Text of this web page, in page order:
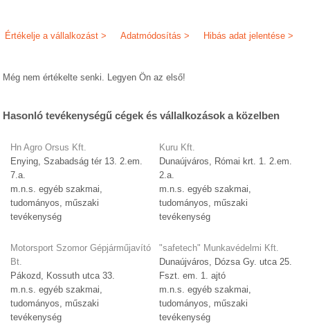
Hibás adat jelentése >
Adatmódosítás >
Értékelje a vállalkozást >
Még nem értékelte senki. Legyen Ön az első!
Hasonló tevékenységű cégek és vállalkozások a közelben
Hn Agro Orsus Kft.
Enying, Szabadság tér 13. 2.em.
7.a.
m.n.s. egyéb szakmai,
tudományos, műszaki
tevékenység
Motorsport Szomor Gépjárműjavító
Bt.
Pákozd, Kossuth utca 33.
m.n.s. egyéb szakmai,
tudományos, műszaki
tevékenység
Kuru Kft.
Dunaújváros, Római krt. 1. 2.em.
2.a.
m.n.s. egyéb szakmai,
tudományos, műszaki
tevékenység
"safetech" Munkavédelmi Kft.
Dunaújváros, Dózsa Gy. utca 25.
Fszt. em. 1. ajtó
m.n.s. egyéb szakmai,
tudományos, műszaki
tevékenység